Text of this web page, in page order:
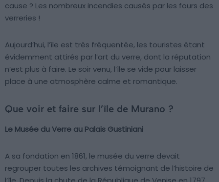
cause ? Les nombreux incendies causés par les fours des
verreries !
Aujourd’hui, l’île est très fréquentée, les touristes étant
évidemment attirés par l’art du verre, dont la réputation
n’est plus à faire. Le soir venu, l’île se vide pour laisser
place à une atmosphère calme et romantique.
Que voir et faire sur l’île de Murano ?
Le Musée du Verre au Palais Gustiniani
A sa fondation en 1861, le musée du verre devait
regrouper toutes les archives témoignant de l’histoire de